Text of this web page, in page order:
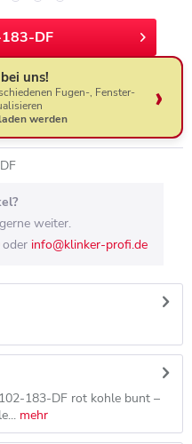
DF
uns!
Fugen-, Fenster-
werden
weiter.
oder info@klinker-profi.de
183-DF rot kohle bunt –
mehr